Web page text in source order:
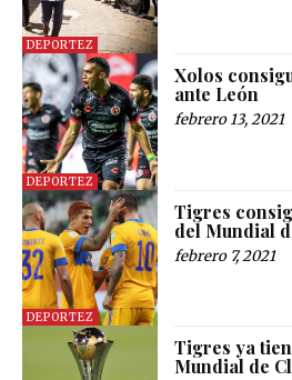
DEPORTEZ
DEPORTEZ
Xolos
ante León
febrero 13, 2021
DEPORTEZ
Tigres
del Mundial
febrero 7, 2021
Tigres ya
Mundial de